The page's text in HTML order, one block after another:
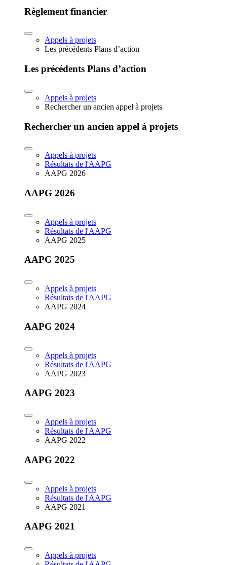
Règlement financier
Appels à projets
Les précédents Plans d’action
Les précédents Plans d’action
Appels à projets
Rechercher un ancien appel à projets
Rechercher un ancien appel à projets
Appels à projets
Résultats de l'AAPG
AAPG 2026
AAPG 2026
Appels à projets
Résultats de l'AAPG
AAPG 2025
AAPG 2025
Appels à projets
Résultats de l'AAPG
AAPG 2024
AAPG 2024
Appels à projets
Résultats de l'AAPG
AAPG 2023
AAPG 2023
Appels à projets
Résultats de l'AAPG
AAPG 2022
AAPG 2022
Appels à projets
Résultats de l'AAPG
AAPG 2021
AAPG 2021
Appels à projets